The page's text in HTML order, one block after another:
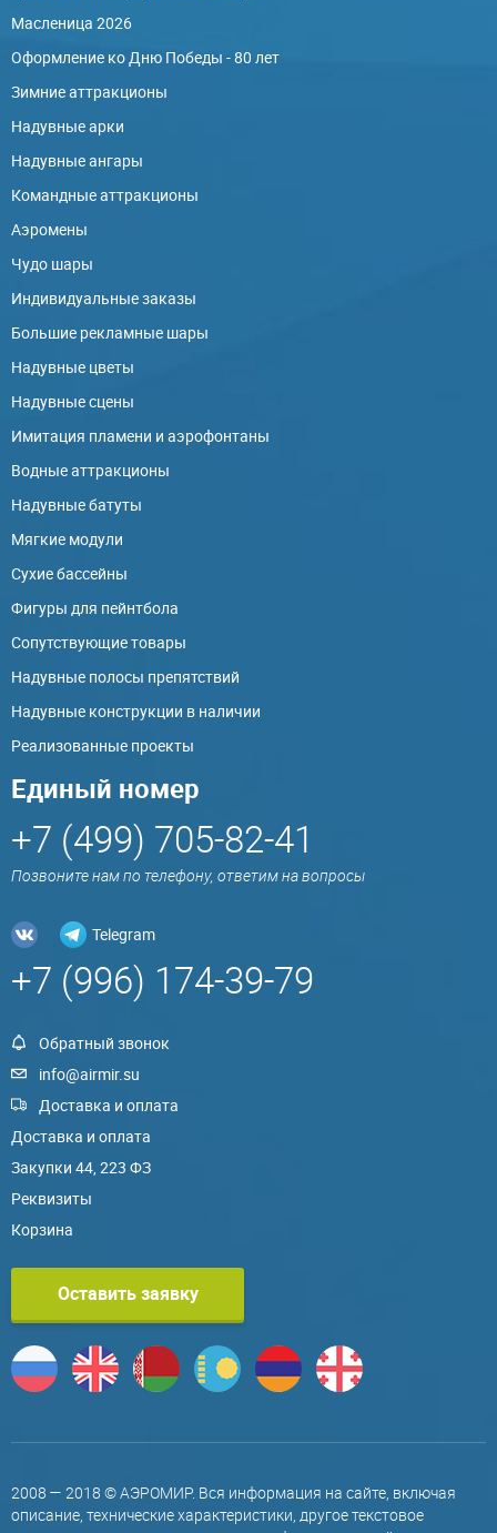
Масленица 2026
Оформление ко Дню Победы - 80 лет
Зимние аттракционы
Надувные арки
Надувные ангары
Командные аттракционы
Аэромены
Чудо шары
Индивидуальные заказы
Большие рекламные шары
Надувные цветы
Надувные сцены
Имитация пламени и аэрофонтаны
Водные аттракционы
Надувные батуты
Мягкие модули
Сухие бассейны
Фигуры для пейнтбола
Сопутствующие товары
Надувные полосы препятствий
Надувные конструкции в наличии
Реализованные проекты
Единый номер
+7 (499) 705-82-41
Позвоните нам по телефону, ответим на вопросы
Telegram
+7 (996) 174-39-79
Обратный звонок
info@airmir.su
Доставка и оплата
Доставка и оплата
Закупки 44, 223 ФЗ
Реквизиты
Корзина
Оставить заявку
2008 — 2018 © АЭРОМИР. Вся информация на сайте, включая
описание, технические характеристики, другое текстовое